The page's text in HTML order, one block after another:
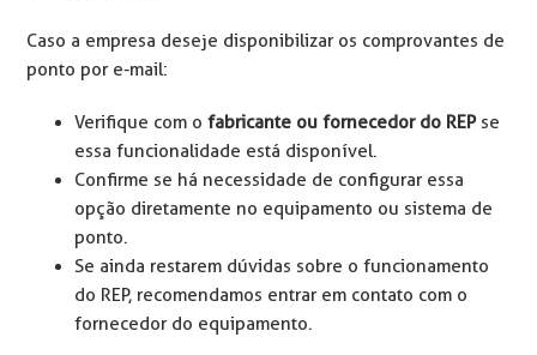
Caso a empresa deseje disponibilizar os comprovantes de
ponto por e-mail:
Verifique com o fabricante ou fornecedor do REPse
essa funcionalidade está disponível.
Confirme se há necessidade de configurar essa
opção diretamente no equipamento ou sistema de
ponto.
Se ainda restarem dúvidas sobre o funcionamento
do REP, recomendamos entrar em contato com o
fornecedor do equipamento.